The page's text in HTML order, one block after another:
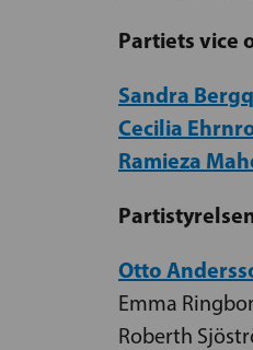
Partiets vice
Sandra
Cecilia
Ramieza
Otto
Emma
Roberth